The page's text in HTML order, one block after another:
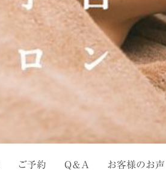
ご予約 Q＆A お客様のお声